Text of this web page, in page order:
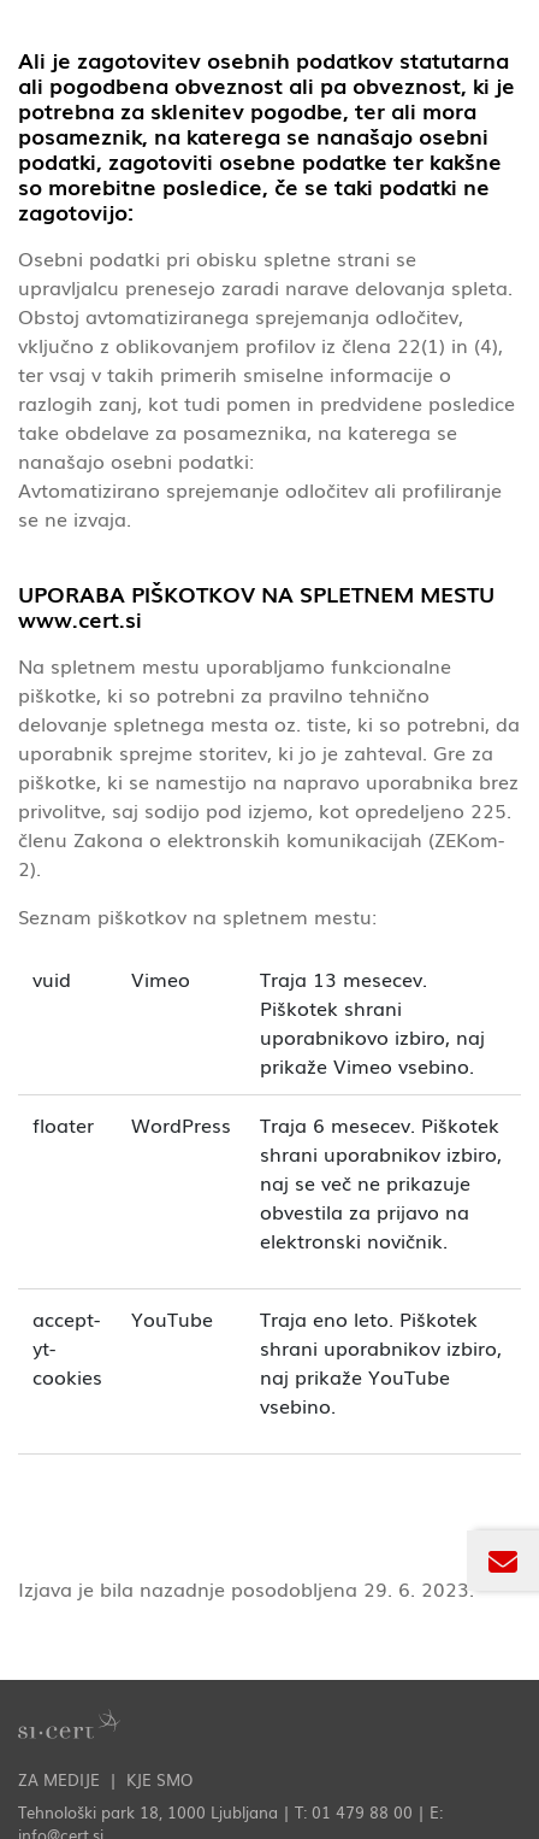
Ali je zagotovitev osebnih podatkov statutarna
ali pogodbena obveznost ali pa obveznost, ki je
potrebna za sklenitev pogodbe, ter ali mora
posameznik, na katerega se nanašajo osebni
podatki, zagotoviti osebne podatke ter kakšne
so morebitne posledice, če se taki podatki ne
zagotovijo:
Osebni podatki pri obisku spletne strani se
upravljalcu prenesejo zaradi narave delovanja spleta.
Obstoj avtomatiziranega sprejemanja odločitev,
vključno z oblikovanjem profilov iz člena 22(1) in (4),
ter vsaj v takih primerih smiselne informacije o
razlogih zanj, kot tudi pomen in predvidene posledice
take obdelave za posameznika, na katerega se
nanašajo osebni podatki:
Avtomatizirano sprejemanje odločitev ali profiliranje
se ne izvaja.
UPORABA PIŠKOTKOV NA SPLETNEM MESTU
www.cert.si
Na spletnem mestu uporabljamo funkcionalne
piškotke, ki so potrebni za pravilno tehnično
delovanje spletnega mesta oz. tiste, ki so potrebni, da
uporabnik sprejme storitev, ki jo je zahteval. Gre za
piškotke, ki se namestijo na napravo uporabnika brez
privolitve, saj sodijo pod izjemo, kot opredeljeno 225.
členu Zakona o elektronskih komunikacijah (ZEKom-
2).
Seznam piškotkov na spletnem mestu:
vuid Vimeo
Traja 13 mesecev.
Piškotek shrani
uporabnikovo izbiro, naj
prikaže Vimeo vsebino.
floater WordPress
Traja 6 mesecev. Piškotek
shrani uporabnikov izbiro,
naj se več ne prikazuje
obvestila za prijavo na
elektronski novičnik.
accept-
yt-
cookies
YouTube
Traja eno leto. Piškotek
shrani uporabnikov izbiro,
naj prikaže YouTube
vsebino.
Izjava je bila nazadnje posodobljena 29. 6. 2023.
ZA MEDIJE
KJE SMO
Tehnološki park 18, 1000 Ljubljana | T: 01 479 88 00 | E: